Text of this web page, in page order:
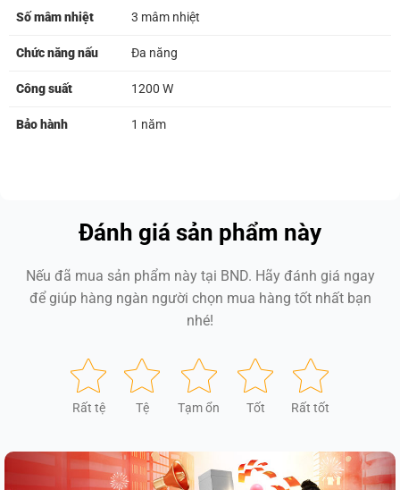
Số mâm nhiệt 3 mâm nhiệt
Chức năng nấu Đa năng
Công suất 1200 W
Bảo hành 1 năm
Đánh giá sản phẩm này
Nếu đã mua sản phẩm này tại BND. Hãy đánh giá ngay
để giúp hàng ngàn người chọn mua hàng tốt nhất bạn
nhé!
Rất tệ Tệ Tạm ổn Tốt Rất tốt